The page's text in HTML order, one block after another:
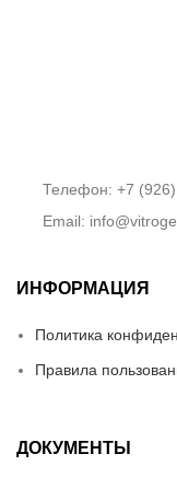
Телефон: +7
Email:
ИНФОРМАЦИЯ
Политика
Правила
ДОКУМЕНТЫ